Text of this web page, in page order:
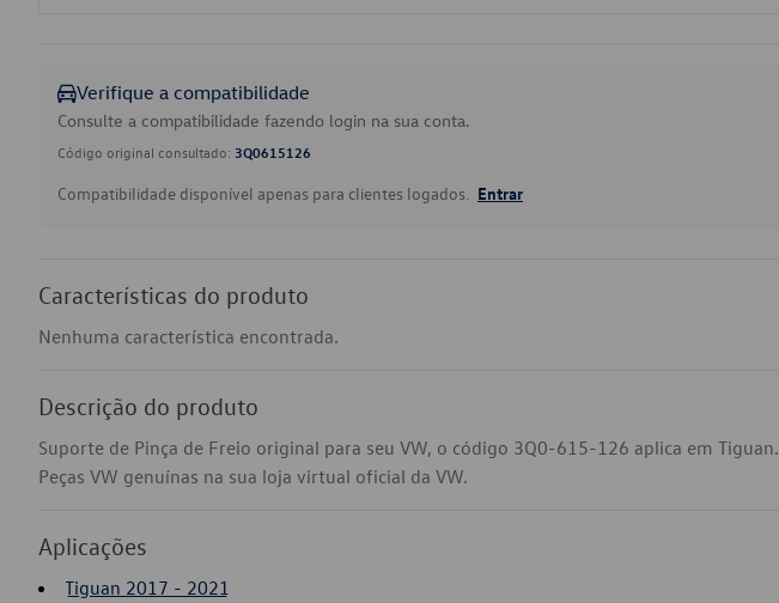
Verifique a compatibilidade
Consulte a compatibilidade fazendo login na sua conta.
Código original consultado: 3Q0615126
Compatibilidade disponível apenas para clientes logados. Entrar
Características do produto
Nenhuma característica encontrada.
Descrição do produto
Suporte de Pinça de Freio original para seu VW, o código 3Q0-615-126 aplica em Tiguan.
Peças VW genuínas na sua loja virtual oficial da VW.
Aplicações
Tiguan 2017 - 2021